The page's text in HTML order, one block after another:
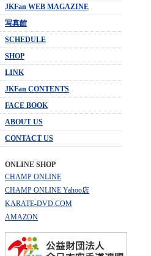
JKFan WEB MAGAZINE
写真館
SCHEDULE
SHOP
LINK
JKFan CONTENTS
FACE BOOK
ABOUT US
CONTACT US
ONLINE SHOP
CHAMP ONLINE
CHAMP ONLINE Yahoo店
KARATE-DVD.COM
AMAZON